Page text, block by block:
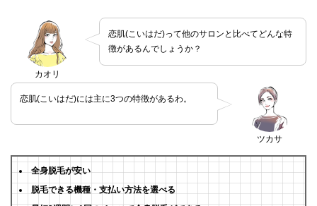
カオリ
恋肌(こいはだ)って他のサロンと比べてどんな特
徴があるんでしょうか？
ツカサ
恋肌(こいはだ)には主に3つの特徴があるわ。
全身脱毛が安い
脱毛できる機種・支払い方法を選べる